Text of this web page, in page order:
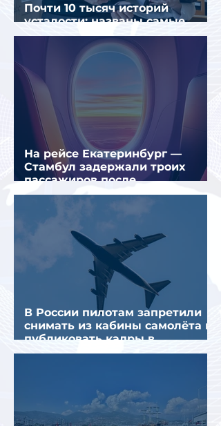
Почти 10 тысяч историй
усталости: названы самые
уставшие россияне
На рейсе Екатеринбург —
Стамбул задержали троих
пассажиров после
предполагаемой серии краж
В России пилотам запретили
снимать из кабины самолёта и
публиковать кадры в
интернете